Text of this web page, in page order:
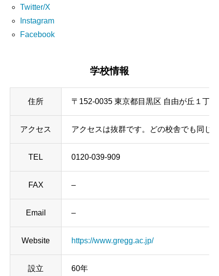
Twitter/X
Instagram
Facebook
学校情報
住所 〒152-0035 東京都目黒区 自由が丘１丁
アクセス アクセスは抜群です。どの校舎でも同じ
TEL 0120-039-909
FAX –
Email –
Website https://www.gregg.ac.jp/
設立 60年